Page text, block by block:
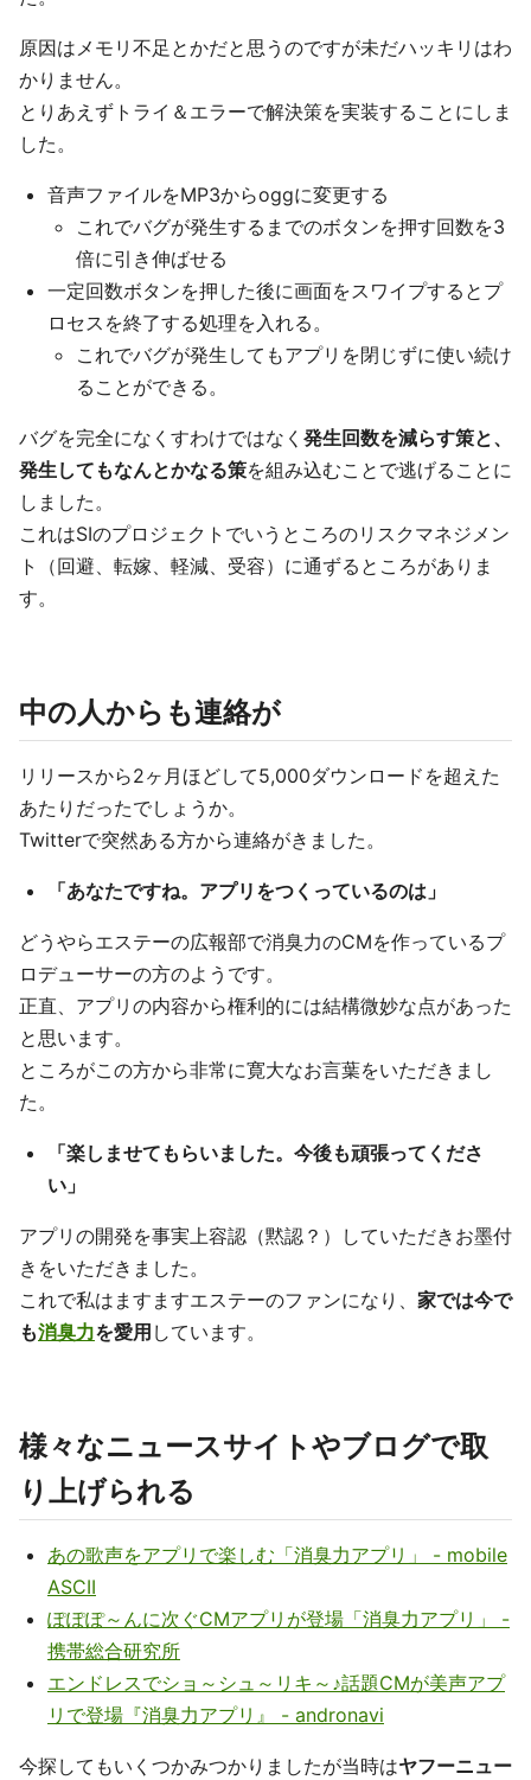
原因はメモリ不足とかだと思うのですが未だハッキリはわ
かりません。
とりあえずトライ＆エラーで解決策を実装することにしま
した。
音声ファイルをMP3からoggに変更する
これでバグが発生するまでのボタンを押す回数を3
倍に引き伸ばせる
一定回数ボタンを押した後に画面をスワイプするとプ
ロセスを終了する処理を入れる。
これでバグが発生してもアプリを閉じずに使い続け
ることができる。
バグを完全になくすわけではなく 発生回数を減らす策と、
発生してもなんとかなる策を組み込むことで逃げることに
しました。
これはSIのプロジェクトでいうところのリスクマネジメン
ト（回避、転嫁、軽減、受容）に通ずるところがありま
す。
中の人からも連絡が
リリースから2ヶ月ほどして5,000ダウンロードを超えた
あたりだったでしょうか。
Twitterで突然ある方から連絡がきました。
「あなたですね。アプリをつくっているのは」
どうやらエステーの広報部で消臭力のCMを作っているプ
ロデューサーの方のようです。
正直、アプリの内容から権利的には結構微妙な点があった
と思います。
ところがこの方から非常に寛大なお言葉をいただきまし
た。
「楽しませてもらいました。今後も頑張ってくださ
い」
アプリの開発を事実上容認（黙認？）していただきお墨付
きをいただきました。
これで私はますますエステーのファンになり、 家では今で
も消臭力を愛用 しています。
様々なニュースサイトやブログで取
り上げられる
あの歌声をアプリで楽しむ「消臭力アプリ」 - mobile
ASCII
ぽぽぽ～んに次ぐCMアプリが登場「消臭力アプリ」 -
携帯総合研究所
エンドレスでショ～シュ～リキ～♪話題CMが美声アプ
リで登場『消臭力アプリ』 - andronavi
今探してもいくつかみつかりましたが当時はヤフーニュー